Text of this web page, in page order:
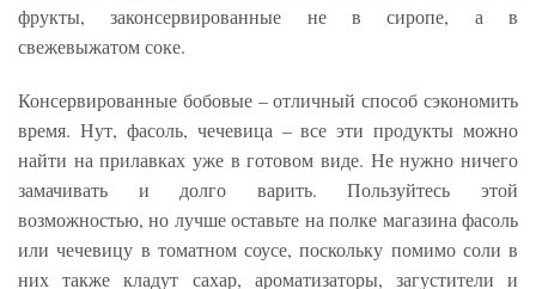
фрукты, законсервированные не в сиропе, а в
свежевыжатом соке.
Консервированные бобовые – отличный способ сэкономить
время. Нут, фасоль, чечевица – все эти продукты можно
найти на прилавках уже в готовом виде. Не нужно ничего
замачивать и долго варить. Пользуйтесь этой
возможностью, но лучше оставьте на полке магазина фасоль
или чечевицу в томатном соусе, поскольку помимо соли в
них также кладут сахар, ароматизаторы, загустители и